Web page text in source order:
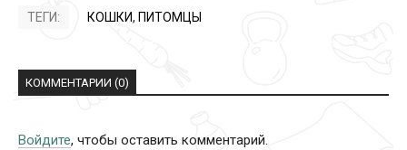
ТЕГИ: КОШКИ, ПИТОМЦЫ
КОММЕНТАРИИ (0)
Войдите, чтобы оставить комментарий.